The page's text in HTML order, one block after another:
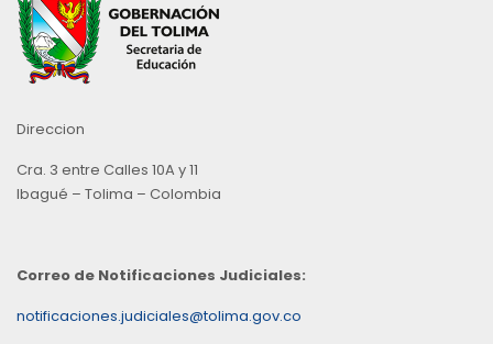
Direccion
Cra. 3 entre Calles 10A y 11
Ibagué – Tolima – Colombia
Correo de Notificaciones Judiciales:
notificaciones.judiciales@tolima.gov.co